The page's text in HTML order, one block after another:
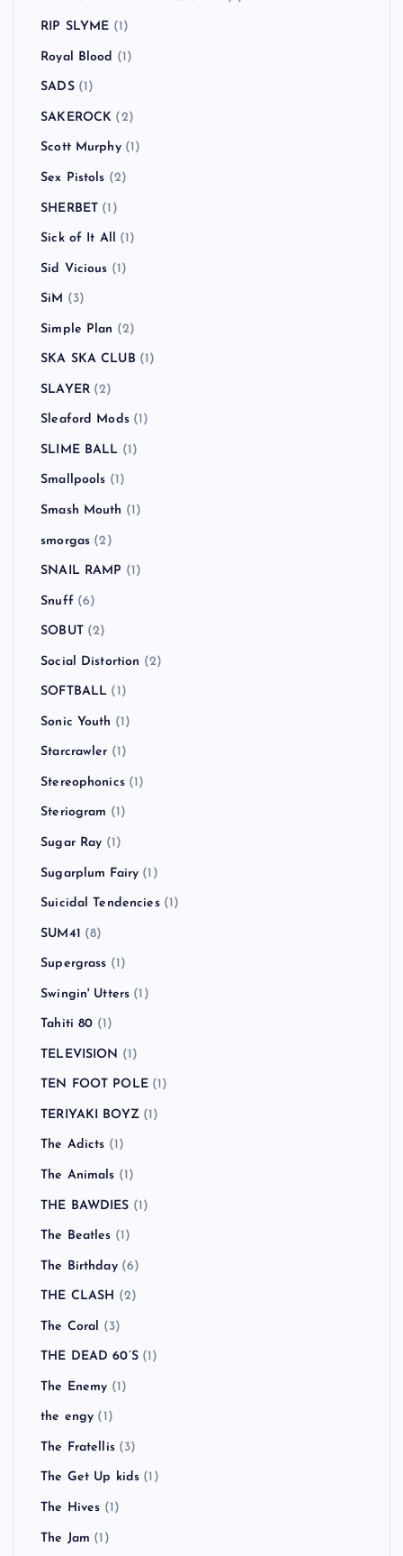
RIP SLYME (1)
Royal Blood (1)
SADS(1)
SAKEROCK (2)
Scott Murphy(1)
Sex Pistols (2)
SHERBET (1)
Sick of It All (1)
Sid Vicious (1)
SiM (3)
Simple Plan (2)
SKA SKA CLUB (1)
SLAYER(2)
Sleaford Mods(1)
SLIME BALL (1)
Smallpools (1)
Smash Mouth (1)
smorgas (2)
SNAIL RAMP (1)
Snuff (6)
SOBUT(2)
Social Distortion (2)
SOFTBALL (1)
Sonic Youth (1)
Starcrawler (1)
Stereophonics(1)
Steriogram (1)
Sugar Ray (1)
Sugarplum Fairy (1)
Suicidal Tendencies(1)
SUM41 (8)
Supergrass (1)
Swingin' Utters (1)
Tahiti 80 (1)
TELEVISION (1)
TEN FOOT POLE(1)
TERIYAKI BOYZ(1)
The Adicts (1)
The Animals (1)
THE BAWDIES (1)
The Beatles (1)
The Birthday(6)
THE CLASH (2)
The Coral (3)
THE DEAD 60’S(1)
The Enemy (1)
the engy (1)
The Fratellis(3)
The Get Up kids (1)
The Hives (1)
The Jam (1)